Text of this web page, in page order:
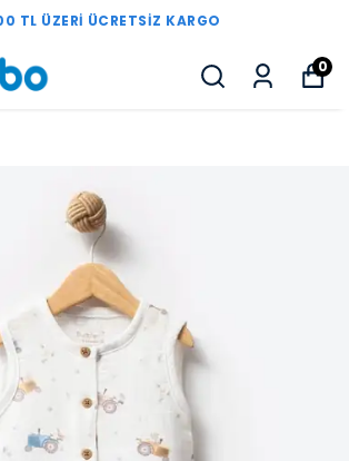
1600 TL ÜZERI ÜCRETSIZ KARGO
0